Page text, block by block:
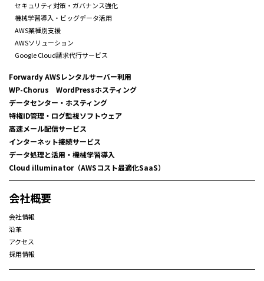
セキュリティ対策・ガバナンス強化
機械学習導入・ビッグデータ活用
AWS業種別支援
AWSソリューション
Google Cloud請求代行サービス
Forwardy AWSレンタルサーバー利用
WP-Chorus WordPressホスティング
データセンター・ホスティング
特権ID管理・ログ監視ソフトウェア
高速メール配信サービス
インターネット接続サービス
データ処理と活用・機械学習導入
Cloud illuminator（AWSコスト最適化SaaS）
会社概要
会社情報
沿革
アクセス
採用情報